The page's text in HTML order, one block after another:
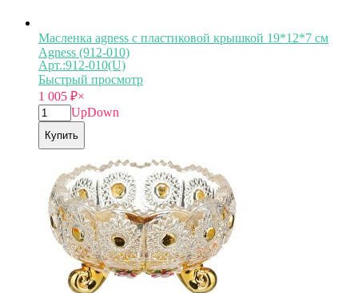
Масленка agness с пластиковой крышкой 19*12*7 см
Agness (912-010)
Арт.:912-010(U)
Быстрый просмотр
1 005 ₽×
UpDown
Купить